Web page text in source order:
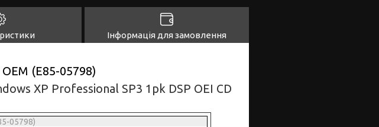
Інформація для замовлення
(E85-05798)
XP Professional SP3 1pk DSP OEI CD
05798)